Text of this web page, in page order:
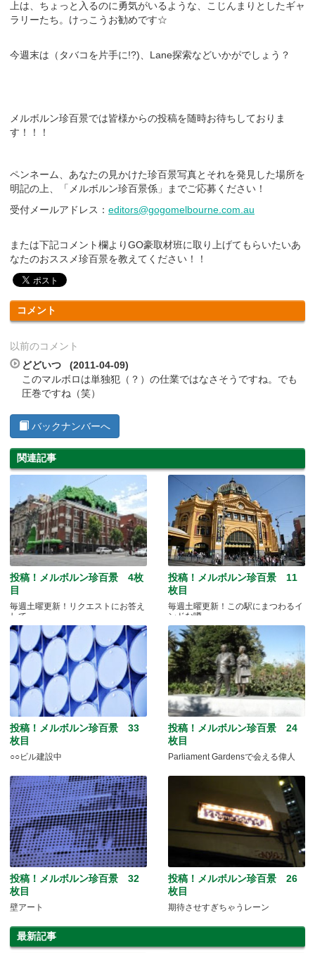
上は、ちょっと入るのに勇気がいるような、こじんまりとしたギャ
ラリーたち。けっこうお勧めです☆
今週末は（タバコを片手に!?)、Lane探索などいかがでしょう？
メルボルン珍百景では皆様からの投稿を随時お待ちしておりま
す！！！
ペンネーム、あなたの見かけた珍百景写真とそれを発見した場所を
明記の上、「メルボルン珍百景係」までご応募ください！
受付メールアドレス： editors@gogomelbourne.com.au
または下記コメント欄よりGO豪取材班に取り上げてもらいたいあ
なたのおススメ珍百景を教えてください！！
コメント
以前のコメント
どどいつ (2011-04-09)
このマルボロは単独犯（？）の仕業ではなさそうですね。でも
圧巻ですね（笑）
バックナンバーへ
関連記事
投稿！メルボルン珍百景 4枚
目
毎週土曜更新！リクエストにお答え
して...
投稿！メルボルン珍百景 11
枚目
毎週土曜更新！この駅にまつわるイ
ンドな噂…
投稿！メルボルン珍百景 33
枚目
○○ビル建設中
投稿！メルボルン珍百景 24
枚目
Parliament Gardensで会える偉人
投稿！メルボルン珍百景 32
枚目
壁アート
投稿！メルボルン珍百景 26
枚目
期待させすぎちゃうレーン
最新記事